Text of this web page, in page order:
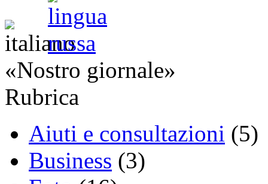
«Nostro giornale»
Rubrica
Aiuti e consultazioni (5)
Business (3)